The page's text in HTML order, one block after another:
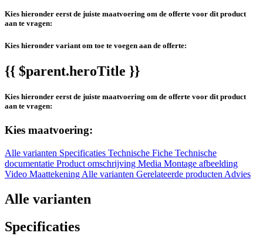
Kies hieronder eerst de juiste maatvoering om de offerte voor dit product
aan te vragen:
Kies hieronder variant om toe te voegen aan de offerte:
{{ $parent.heroTitle }}
Kies hieronder eerst de juiste maatvoering om de offerte voor dit product
aan te vragen:
Kies maatvoering:
Alle varianten Specificaties Technische Fiche Technische
documentatie Product omschrijving Media Montage afbeelding
Video Maattekening Alle varianten Gerelateerde producten Advies
Alle varianten
Specificaties